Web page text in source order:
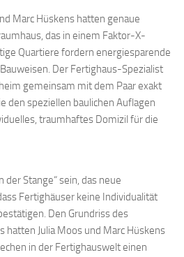
Marc Hüskens hatten genaue
das in einem Faktor-X-
Quartiere fordern energiesparende
Der Fertighaus-Spezialist
gemeinsam mit dem Paar exakt
den speziellen baulichen Auflagen
traumhaftes Domizil für die
der Stange“ sein, das neue
Fertighäuser keine Individualität
Den Grundriss des
hatten Julia Moos und Marc Hüskens
in der Fertighauswelt einen